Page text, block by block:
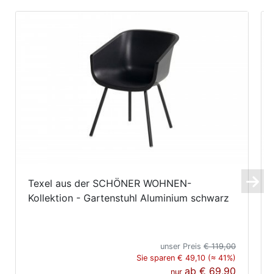
Texel aus der SCHÖNER WOHNEN-
Kollektion - Gartenstuhl Aluminium schwarz
unser Preis€ 119,00
Sie sparen € 49,10 (≈ 41%)
nurab€ 69,90